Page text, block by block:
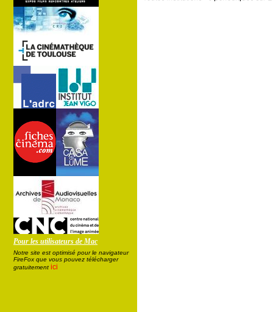
Pour les utilisateurs de Mac
Notre site est optimisé pour le navigateur
FireFox que vous pouvez télécharger
gratuitement ici